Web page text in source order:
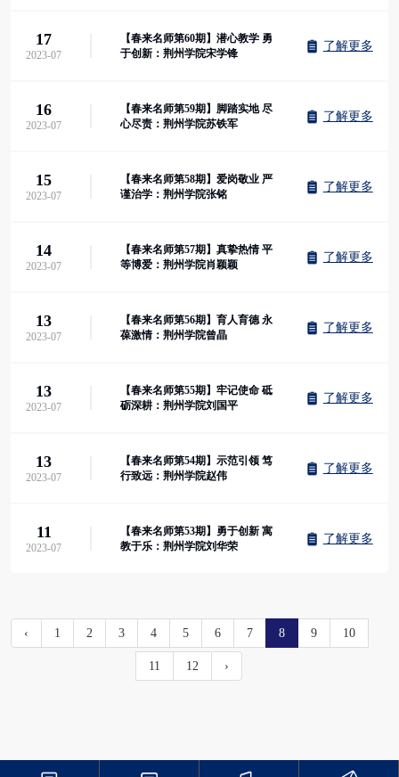
17
2023-07
【春来名师第60期】潜心教学 勇
于创新：荆州学院宋学锋
了解更多
16
2023-07
【春来名师第59期】脚踏实地 尽
心尽责：荆州学院苏铁军
了解更多
15
2023-07
【春来名师第58期】爱岗敬业 严
谨治学：荆州学院张铭
了解更多
14
2023-07
【春来名师第57期】真挚热情 平
等博爱：荆州学院肖颖颖
了解更多
13
2023-07
【春来名师第56期】育人育德 永
葆激情：荆州学院曾晶
了解更多
13
2023-07
【春来名师第55期】牢记使命 砥
砺深耕：荆州学院刘国平
了解更多
13
2023-07
【春来名师第54期】示范引领 笃
行致远：荆州学院赵伟
了解更多
11
2023-07
【春来名师第53期】勇于创新 寓
教于乐：荆州学院刘华荣
了解更多
‹ 1 2 3 4 5 6 7 8 9 10
11 12 ›